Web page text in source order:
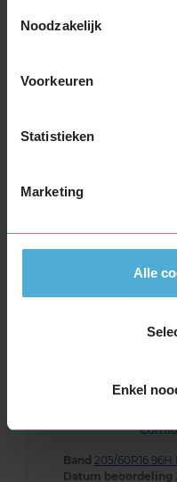
Noodzakelijk
Voorkeuren
Statistieken
Marketing
Alle
Enkel
Datum
10,0Geluid
Band 205/60R16 96H
Datum beoordeling